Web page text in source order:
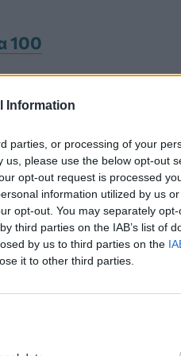
Information
parties, or processing of your
please use the below opt-out
opt-out request is processed
information utilized by us
opt-out. You may separately
third parties on the IAB’s list of
by us to third parties on the
it to other third parties.
100
Προστάτη:
Εστιακή
με NanoKnife